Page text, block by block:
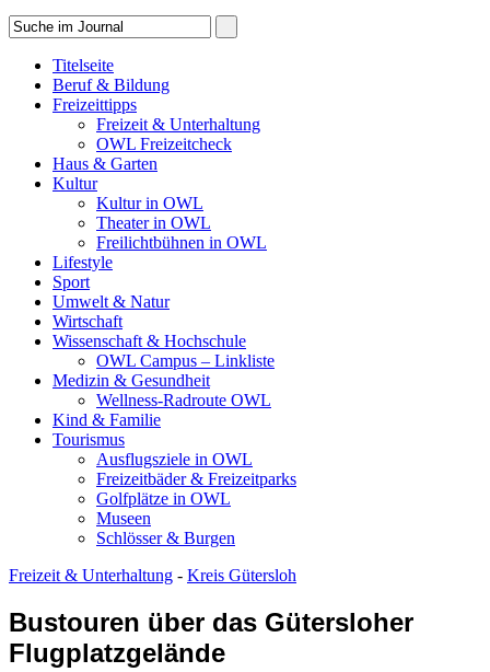
Titelseite
Beruf & Bildung
Freizeittipps
Freizeit & Unterhaltung
OWL Freizeitcheck
Haus & Garten
Kultur
Kultur in OWL
Theater in OWL
Freilichtbühnen in OWL
Lifestyle
Sport
Umwelt & Natur
Wirtschaft
Wissenschaft & Hochschule
OWL Campus – Linkliste
Medizin & Gesundheit
Wellness-Radroute OWL
Kind & Familie
Tourismus
Ausflugsziele in OWL
Freizeitbäder & Freizeitparks
Golfplätze in OWL
Museen
Schlösser & Burgen
Freizeit & Unterhaltung - Kreis Gütersloh
Bustouren über das Gütersloher
Flugplatzgelände